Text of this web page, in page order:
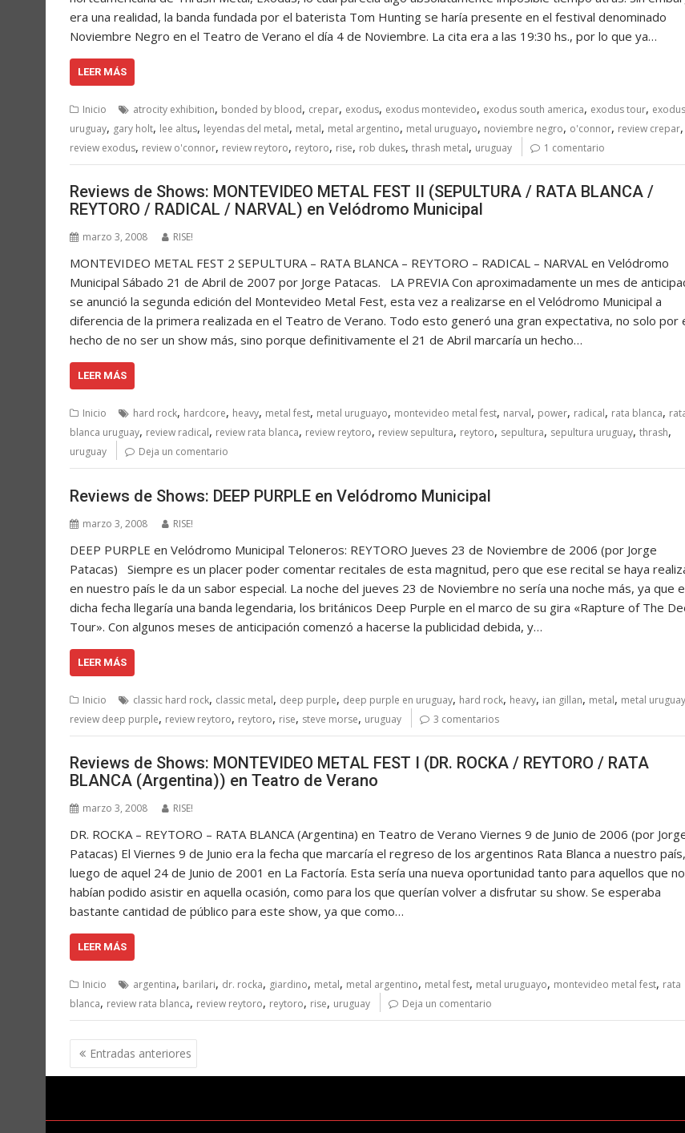
era una realidad, la banda fundada por el baterista Tom Hunting se haría presente en el festival denominado
Noviembre Negro en el Teatro de Verano el día 4 de Noviembre. La cita era a las 19:30 hs., por lo que ya…
LEER MÁS
Inicio atrocity exhibition, bonded by blood, crepar, exodus, exodus montevideo, exodus south america, exodus tour, exodus
uruguay, gary holt, lee altus, leyendas del metal, metal, metal argentino, metal uruguayo, noviembre negro, o'connor, review crepar,
review exodus, review o'connor, review reytoro, reytoro, rise, rob dukes, thrash metal, uruguay 1 comentario
Reviews de Shows: MONTEVIDEO METAL FEST II (SEPULTURA / RATA BLANCA /
REYTORO / RADICAL / NARVAL) en Velódromo Municipal
marzo 3, 2008 RISE!
MONTEVIDEO METAL FEST 2 SEPULTURA – RATA BLANCA – REYTORO – RADICAL – NARVAL en Velódromo
Municipal Sábado 21 de Abril de 2007 por Jorge Patacas. LA PREVIA Con aproximadamente un mes de
se anunció la segunda edición del Montevideo Metal Fest, esta vez a realizarse en el Velódromo Municipal a
diferencia de la primera realizada en el Teatro de Verano. Todo esto generó una gran expectativa, no solo por
hecho de no ser un show más, sino porque definitivamente el 21 de Abril marcaría un hecho…
LEER MÁS
Inicio hard rock, hardcore, heavy, metal fest, metal uruguayo, montevideo metal fest, narval, power, radical, rata blanca,
blanca uruguay, review radical, review rata blanca, review reytoro, review sepultura, reytoro, sepultura, sepultura uruguay, thrash,
uruguay Deja un comentario
Reviews de Shows: DEEP PURPLE en Velódromo Municipal
marzo 3, 2008 RISE!
DEEP PURPLE en Velódromo Municipal Teloneros: REYTORO Jueves 23 de Noviembre de 2006 (por Jorge
Patacas) Siempre es un placer poder comentar recitales de esta magnitud, pero que ese recital se haya
en nuestro país le da un sabor especial. La noche del jueves 23 de Noviembre no sería una noche más, ya que
dicha fecha llegaría una banda legendaria, los británicos Deep Purple en el marco de su gira «Rapture of The
Tour». Con algunos meses de anticipación comenzó a hacerse la publicidad debida, y…
LEER MÁS
Inicio classic hard rock, classic metal, deep purple, deep purple en uruguay, hard rock, heavy, ian gillan, metal, metal
review deep purple, review reytoro, reytoro, rise, steve morse, uruguay 3 comentarios
Reviews de Shows: MONTEVIDEO METAL FEST I (DR. ROCKA / REYTORO / RATA
BLANCA (Argentina)) en Teatro de Verano
marzo 3, 2008 RISE!
DR. ROCKA – REYTORO – RATA BLANCA (Argentina) en Teatro de Verano Viernes 9 de Junio de 2006 (por
Patacas) El Viernes 9 de Junio era la fecha que marcaría el regreso de los argentinos Rata Blanca a nuestro país,
luego de aquel 24 de Junio de 2001 en La Factoría. Esta sería una nueva oportunidad tanto para aquellos que no
habían podido asistir en aquella ocasión, como para los que querían volver a disfrutar su show. Se esperaba
bastante cantidad de público para este show, ya que como…
LEER MÁS
Inicio argentina, barilari, dr. rocka, giardino, metal, metal argentino, metal fest, metal uruguayo, montevideo metal fest, rata
blanca, review rata blanca, review reytoro, reytoro, rise, uruguay Deja un comentario
Navegación
de
Entradas anteriores